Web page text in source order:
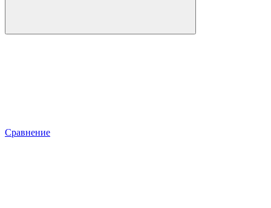
Сравнение